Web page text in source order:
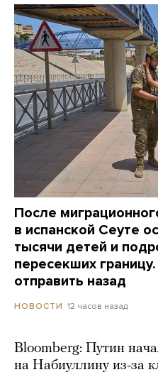
После
в испанской Сеуте
тысячи детей и
пересекших
отправить назад
НОВОСТИ 12 часов назад
Bloomberg: Путин
на Набиуллину из-за